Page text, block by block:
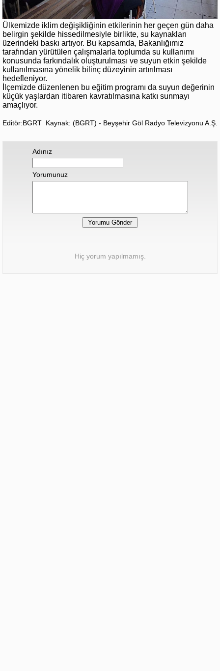
Ülkemizde iklim değişikliğinin etkilerinin her geçen gün daha
belirgin şekilde hissedilmesiyle birlikte, su kaynakları
üzerindeki baskı artıyor. Bu kapsamda, Bakanlığımız
tarafından yürütülen çalışmalarla toplumda su kullanımı
konusunda farkındalık oluşturulması ve suyun etkin şekilde
kullanılmasına yönelik bilinç düzeyinin artırılması
hedefleniyor.
İlçemizde düzenlenen bu eğitim programı da suyun değerinin
küçük yaşlardan itibaren kavratılmasına katkı sunmayı
amaçlıyor.
Editör:BGRT Kaynak: (BGRT) - Beyşehir Göl Radyo Televizyonu A.Ş.
Adınız
Yorumunuz
Hiç yorum yapılmamış.